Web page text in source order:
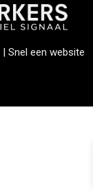
| Snel een website